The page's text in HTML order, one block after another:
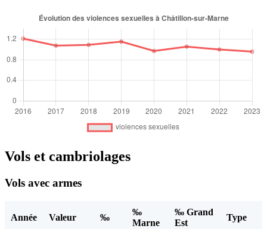
Vols et cambriolages
Vols avec armes
Année Valeur ‰
‰
Marne
‰ Grand
Est
Type